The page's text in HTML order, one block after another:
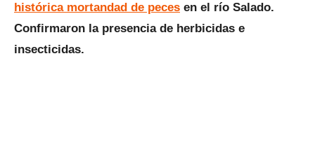
histórica mortandad de peces en el río Salado.
Confirmaron la presencia de herbicidas e
insecticidas.